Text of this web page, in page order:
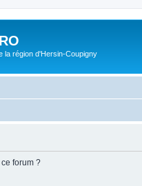
la région d'Hersin-Coupigny
forum ?